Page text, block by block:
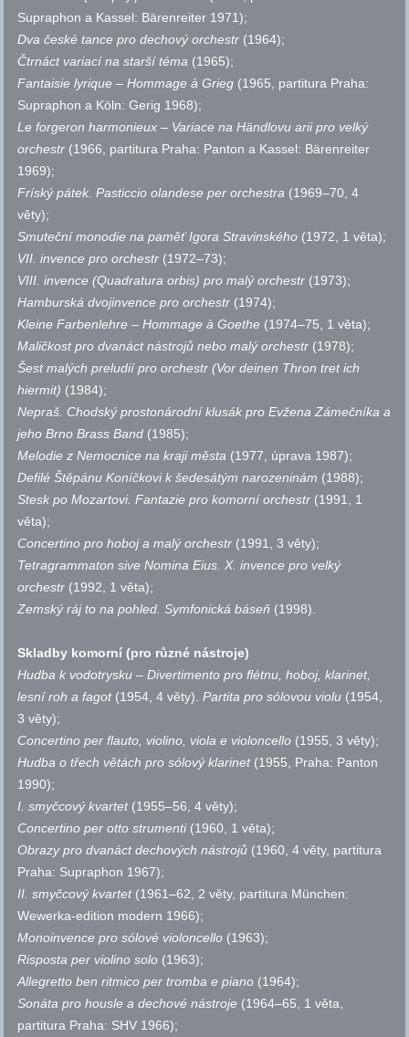
Supraphon a Kassel: Bärenreiter 1971);
Dva české tance pro dechový orchestr (1964);
Čtrnáct variací na starší téma (1965);
Fantaisie lyrique – Hommage à Grieg (1965, partitura Praha:
Supraphon a Köln: Gerig 1968);
Le forgeron harmonieux – Variace na Händlovu arii pro velký
orchestr (1966, partitura Praha: Panton a Kassel: Bärenreiter
1969);
Fríský pátek. Pasticcio olandese per orchestra (1969–70, 4
věty);
Smuteční monodie na paměť Igora Stravinského (1972, 1 věta);
VII. invence pro orchestr (1972–73);
VIII. invence (Quadratura orbis) pro malý orchestr (1973);
Hamburská dvojinvence pro orchestr (1974);
Kleine Farbenlehre – Hommage à Goethe (1974–75, 1 věta);
Maličkost pro dvanáct nástrojů nebo malý orchestr (1978);
Šest malých preludií pro orchestr (Vor deinen Thron tret ich
hiermit) (1984);
Nepraš. Chodský prostonárodní klusák pro Evžena Zámečníka a
jeho Brno Brass Band (1985);
Melodie z Nemocnice na kraji města (1977, úprava 1987);
Defilé Štěpánu Koníčkovi k šedesátým narozeninám (1988);
Stesk po Mozartovi. Fantazie pro komorní orchestr (1991, 1
věta);
Concertino pro hoboj a malý orchestr (1991, 3 věty);
Tetragrammaton sive Nomina Eius. X. invence pro velký
orchestr (1992, 1 věta);
Zemský ráj to na pohled. Symfonická báseň (1998).
Skladby komorní (pro různé nástroje)
Hudba k vodotrysku – Divertimento pro flétnu, hoboj, klarinet,
lesní roh a fagot(1954, 4 věty). Partita pro sólovou violu (1954,
3 věty);
Concertino per flauto, violino, viola e violoncello (1955, 3 věty);
Hudba o třech větách pro sólový klarinet (1955, Praha: Panton
1990);
I. smyčcový kvartet (1955–56, 4 věty);
Concertino per otto strumenti (1960, 1 věta);
Obrazy pro dvanáct dechových nástrojů (1960, 4 věty, partitura
Praha: Supraphon 1967);
II. smyčcový kvartet (1961–62, 2 věty, partitura München:
Wewerka-edition modern 1966);
Monoinvence pro sólové violoncello (1963);
Risposta per violino solo (1963);
Allegretto ben ritmico per tromba e piano (1964);
Sonáta pro housle a dechové nástroje (1964–65, 1 věta,
partitura Praha: SHV 1966);